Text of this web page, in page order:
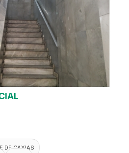
DE CAXIAS